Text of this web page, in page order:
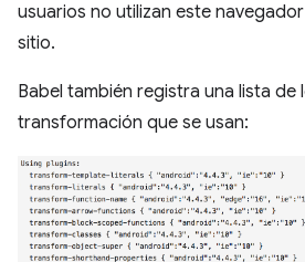
usuarios no utilizan este
sitio.
Babel también registra una lista
transformación que se usan: